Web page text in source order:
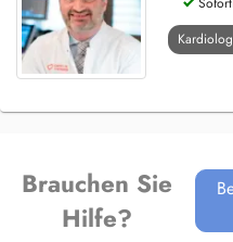
Brauchen Sie
Hilfe?